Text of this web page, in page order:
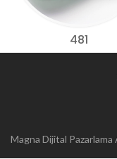
481
Web
Magna Dijital Pazarlama